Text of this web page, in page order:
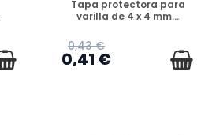
Tapa protectora para
varilla de 4 x 4 mm...
0,43 €
0,41 €